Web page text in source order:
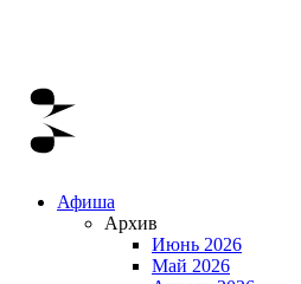
Афиша
Архив
Июнь 2026
Май 2026